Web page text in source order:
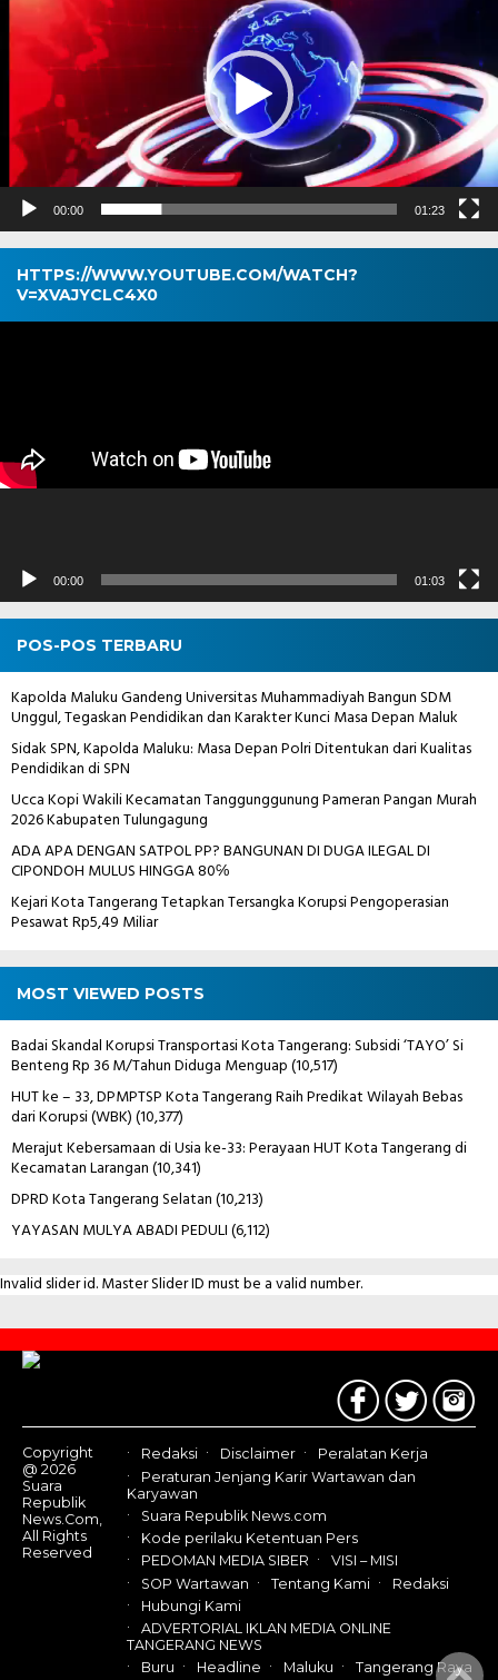
00:00 01:23
HTTPS://WWW.YOUTUBE.COM/WATCH?
V=XVAJYCLC4X0
Pemutar
00:00 01:03
POS-POS TERBARU
Kapolda Maluku Gandeng Universitas Muhammadiyah Bangun SDM
Unggul, Tegaskan Pendidikan dan Karakter Kunci Masa Depan Maluk
Sidak SPN, Kapolda Maluku: Masa Depan Polri Ditentukan dari Kualitas
Pendidikan di SPN
Ucca Kopi Wakili Kecamatan Tanggunggunung Pameran Pangan Murah
2026 Kabupaten Tulungagung
ADA APA DENGAN SATPOL PP? BANGUNAN DI DUGA ILEGAL DI
CIPONDOH MULUS HINGGA 80℅
Kejari Kota Tangerang Tetapkan Tersangka Korupsi Pengoperasian
Pesawat Rp5,49 Miliar
MOST VIEWED POSTS
Badai Skandal Korupsi Transportasi Kota Tangerang: Subsidi ‘TAYO’ Si
Benteng Rp 36 M/Tahun Diduga Menguap(10,517)
HUT ke – 33, DPMPTSP Kota Tangerang Raih Predikat Wilayah Bebas
dari Korupsi (WBK)(10,377)
Merajut Kebersamaan di Usia ke-33: Perayaan HUT Kota Tangerang di
Kecamatan Larangan(10,341)
DPRD Kota Tangerang Selatan(10,213)
YAYASAN MULYA ABADI PEDULI(6,112)
Invalid slider id. Master Slider ID must be a valid number.
Contact
Us
Copyright
@ 2026
Suara
Republik
News.Com,
All Rights
Reserved
Redaksi Disclaimer
Peralatan Kerja
Peraturan Jenjang Karir Wartawan dan
Karyawan
Suara Republik News.com
Kode perilaku Ketentuan Pers
PEDOMAN MEDIA SIBER
VISI – MISI
SOP Wartawan
Tentang Kami
Redaksi
Hubungi Kami
ADVERTORIAL IKLAN MEDIA ONLINE
TANGERANG NEWS
Buru
Headline Maluku Tangerang Raya